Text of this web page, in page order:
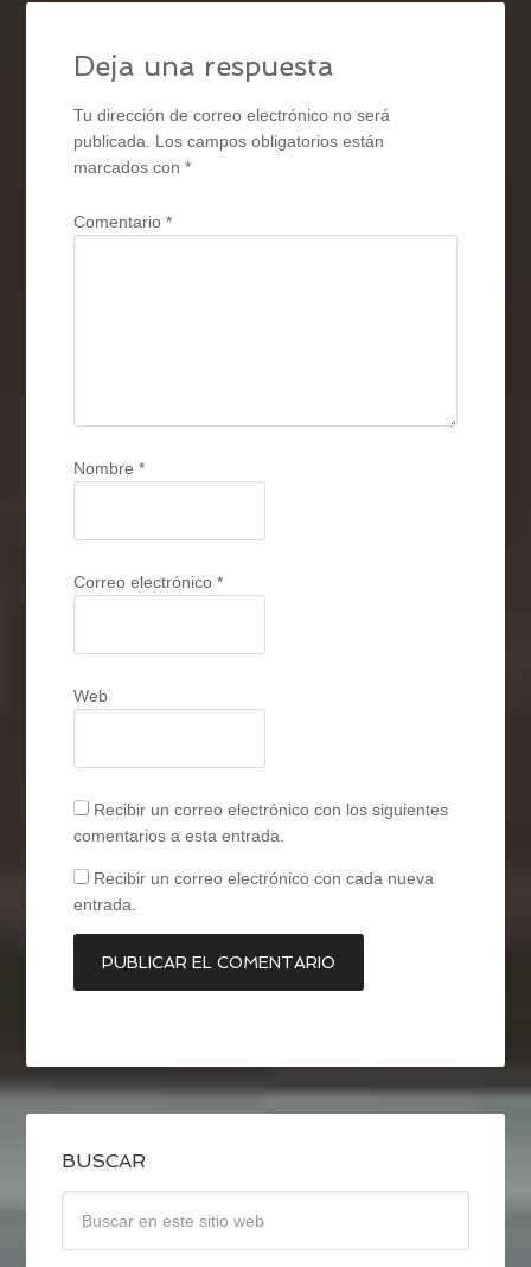
Deja una respuesta
Tu dirección de correo electrónico no será
publicada. Los campos obligatorios están
marcados con*
Comentario*
Nombre*
Correo electrónico*
Web
Recibir un correo electrónico con los siguientes
comentarios a esta entrada.
Recibir un correo electrónico con cada nueva
entrada.
BUSCAR